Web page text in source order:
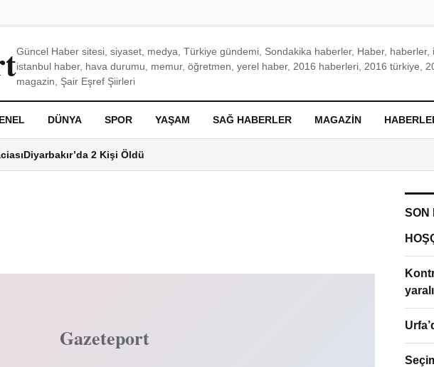
Güncel Haber sitesi, siyaset, medya, Türkiye gündemi, Sondakika haberler, Haber, haberler,
istanbul haber, hava durumu, memur, öğretmen, yerel haber, 2016 haberleri, 2016 türkiye,
magazin, Şair Eşref Şiirleri
DÜNYA SPOR YAŞAM SAĞ HABERLER MAGAZIN
Diyarbakır’da 2 Kişi Öldü
Gazeteport
SON
yaralı